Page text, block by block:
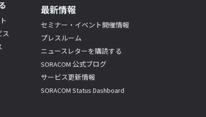
ス
最新情報
セミナー・イベント開催情報
プレスルーム
ニュースレターを購読する
SORACOM 公式ブログ
サービス更新情報
SORACOM Status Dashboard